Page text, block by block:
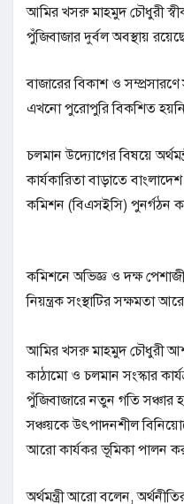
আমির খসরু মাহমুদ চৌধুরী
পুঁজিবাজার দুর্বল অবস্থায়
বাজারের বিকাশ ও
এখনো পুরোপুরি বিকশিত
চলমান উদ্যোগের বিষয়ে
কার্যকারিতা বাড়াতে
কমিশন (বিএসইসি) পুনর্গঠন
কমিশনে অভিজ্ঞ ও দক্ষ
নিয়ন্ত্রক সংস্থাটির সক্ষমতা
আমির খসরু মাহমুদ চৌধুরী আশা
কাঠামো ও চলমান সংস্কার
পুঁজিবাজারে নতুন গতি সঞ্চার
সঞ্চয়কে উৎপাদনশীল
আরো কার্যকর ভূমিকা পালন
অর্থমন্ত্রী আরো বলেন,